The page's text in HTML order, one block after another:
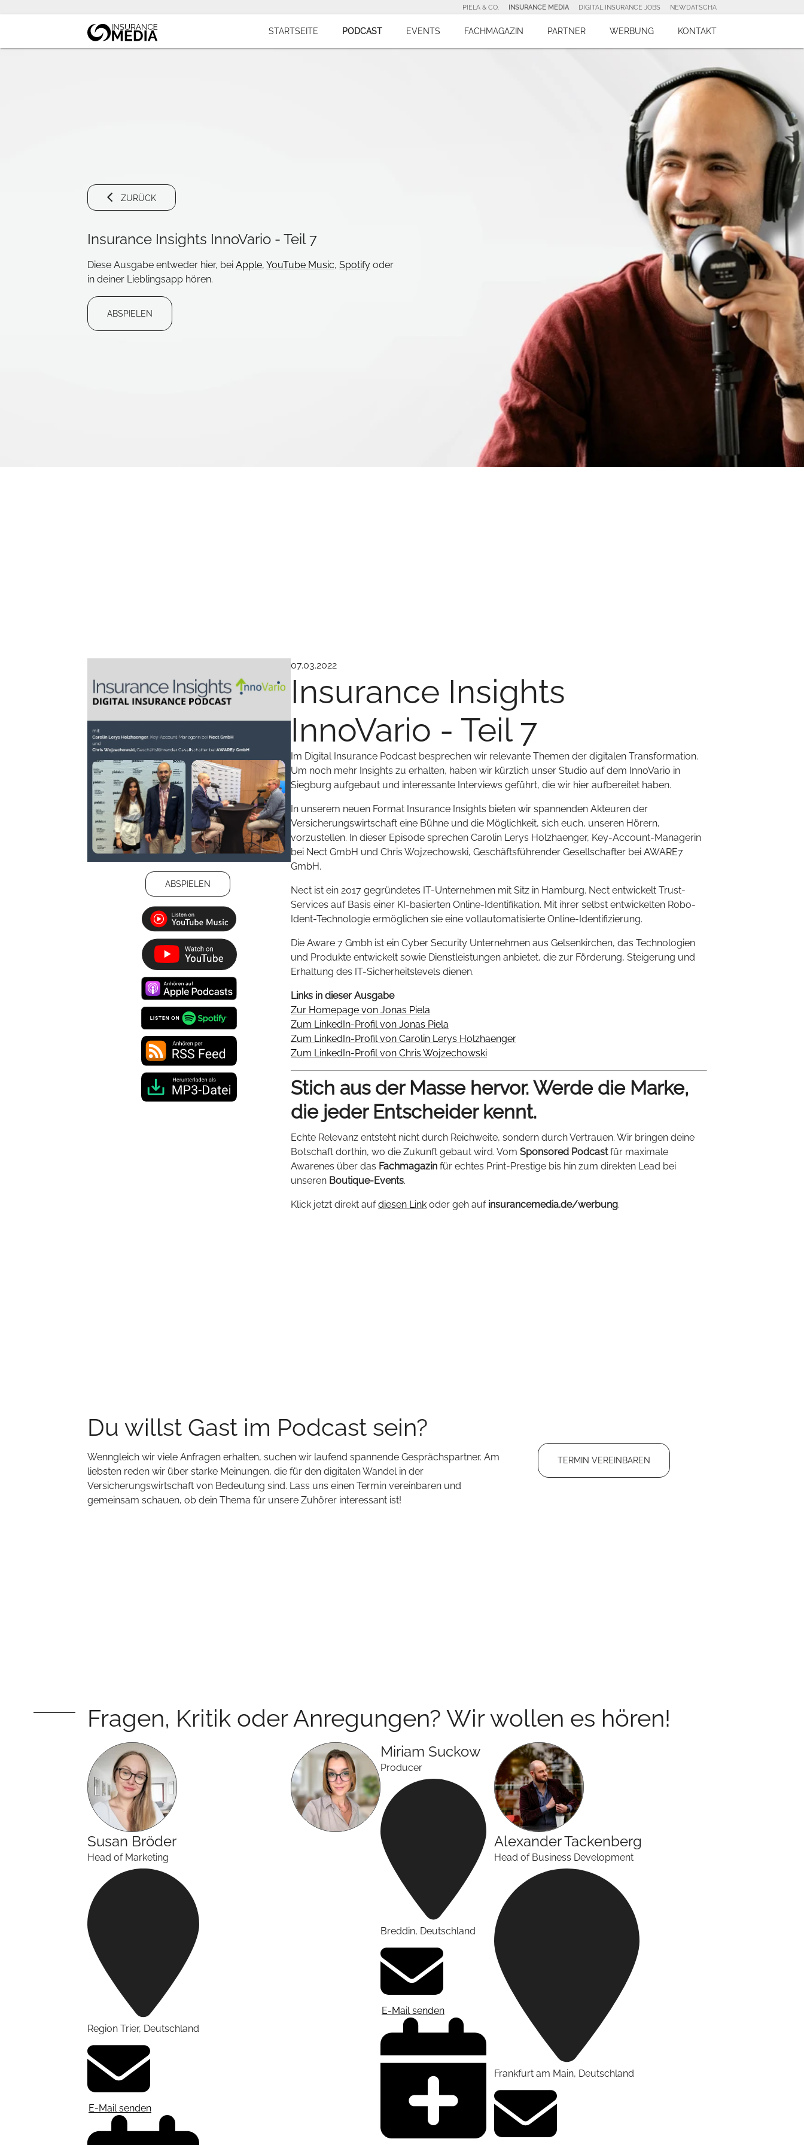
PIELA & CO. INSURANCE MEDIA DIGITAL INSURANCE JOBS NEWDATSCHA
STARTSEITE PODCAST EVENTS FACHMAGAZIN PARTNER WERBUNG KONTAKT
ZURÜCK
Insurance Insights InnoVario - Teil 7
Diese Ausgabe entweder hier, bei Apple, YouTube Music, Spotify oder
in deiner Lieblingsapp hören.
ABSPIELEN
ABSPIELEN
07.03.2022
Insurance Insights
InnoVario - Teil 7
Im Digital Insurance Podcast besprechen wir relevante Themen der digitalen Transformation.
Um noch mehr Insights zu erhalten, haben wir kürzlich unser Studio auf dem InnoVario in
Siegburg aufgebaut und interessante Interviews geführt, die wir hier aufbereitet haben.
In unserem neuen Format Insurance Insights bieten wir spannenden Akteuren der
Versicherungswirtschaft eine Bühne und die Möglichkeit, sich euch, unseren Hörern,
vorzustellen. In dieser Episode sprechen Carolin Lerys Holzhaenger, Key-Account-Managerin
bei Nect GmbH und Chris Wojzechowski, Geschäftsführender Gesellschafter bei AWARE7
GmbH.
Nect ist ein 2017 gegründetes IT-Unternehmen mit Sitz in Hamburg. Nect entwickelt Trust-
Services auf Basis einer KI-basierten Online-Identifikation. Mit ihrer selbst entwickelten Robo-
Ident-Technologie ermöglichen sie eine vollautomatisierte Online-Identifizierung.
Die Aware 7 Gmbh ist ein Cyber Security Unternehmen aus Gelsenkirchen, das Technologien
und Produkte entwickelt sowie Dienstleistungen anbietet, die zur Förderung, Steigerung und
Erhaltung des IT-Sicherheitslevels dienen.
Links in dieser Ausgabe
Zur Homepage von Jonas Piela
Zum LinkedIn-Profil von Jonas Piela
Zum LinkedIn-Profil von Carolin Lerys Holzhaenger
Zum LinkedIn-Profil von Chris Wojzechowski
Stich aus der Masse hervor. Werde die Marke,
die jeder Entscheider kennt.
Echte Relevanz entsteht nicht durch Reichweite, sondern durch Vertrauen. Wir bringen deine
Botschaft dorthin, wo die Zukunft gebaut wird. Vom Sponsored Podcastfür maximale
Awarenes über das Fachmagazin für echtes Print-Prestige bis hin zum direkten Lead bei
unseren Boutique-Events.
Klick jetzt direkt aufdiesen Link oder geh auf insurancemedia.de/werbung.
Du willst Gast im Podcast sein?
Wenngleich wir viele Anfragen erhalten, suchen wir laufend spannende Gesprächspartner. Am
liebsten reden wir über starke Meinungen, die für den digitalen Wandel in der
Versicherungswirtschaft von Bedeutung sind. Lass uns einen Termin vereinbaren und
gemeinsam schauen, ob dein Thema für unsere Zuhörer interessant ist!
TERMIN VEREINBAREN
Fragen, Kritik oder Anregungen? Wir wollen es hören!
Susan Bröder
Head of Marketing
Region Trier, Deutschland
E-Mail senden
Miriam Suckow
Producer
Breddin, Deutschland
E-Mail senden
AlexanderTackenberg
Head of Business Development
Frankfurt am Main, Deutschland